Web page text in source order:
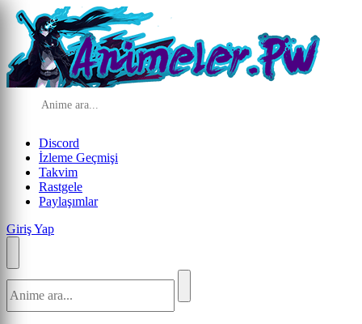
Discord
İzleme Geçmişi
Takvim
Rastgele
Paylaşımlar
Giriş Yap